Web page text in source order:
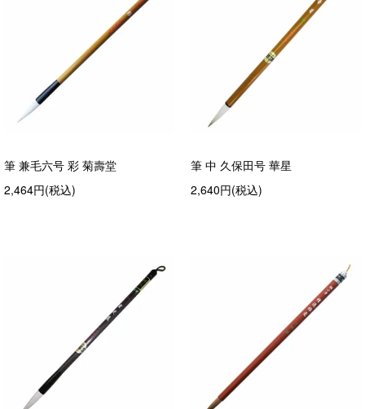
筆 兼毛六号 彩 菊壽堂
2,464円(税込)
筆 中 久保田号 華星
2,640円(税込)